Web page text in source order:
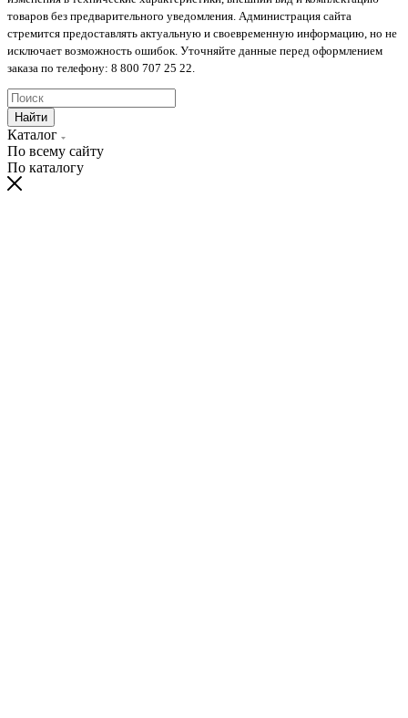
товаров без предварительного уведомления. Администрация сайта
стремится предоставлять актуальную и своевременную информацию, но не
исключает возможность ошибок. Уточняйте данные перед оформлением
заказа по телефону: 8 800 707 25 22.
Найти
Каталог
По всему сайту
По каталогу